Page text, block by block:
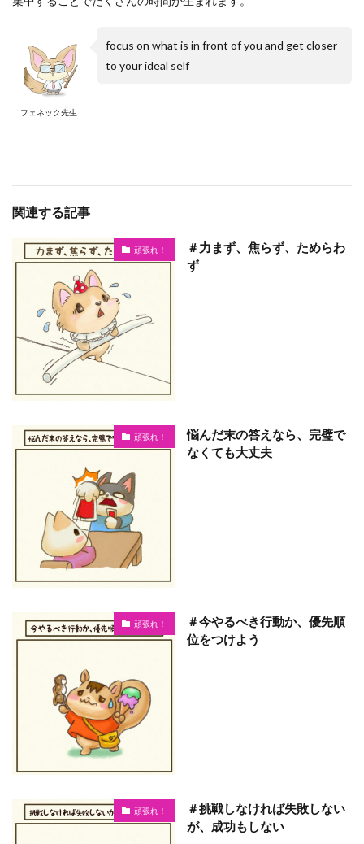
フェネック先生
focus on what is in front of you and get closer
to your ideal self
関連する記事
頑張れ！
＃力まず、焦らず、ためらわ
ず
頑張れ！
悩んだ末の答えなら、完璧で
なくても大丈夫
頑張れ！
＃今やるべき行動か、優先順
位をつけよう
頑張れ！
＃挑戦しなければ失敗しない
が、成功もしない